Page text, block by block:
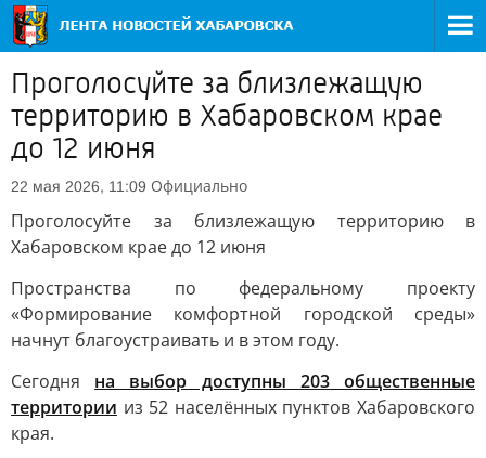
Проголосуйте за близлежащую
территорию в Хабаровском крае
до 12 июня
22 мая 2026, 11:09 Официально
Проголосуйте за близлежащую территорию в
Хабаровском крае до 12 июня
Пространства по федеральному проекту
«Формирование комфортной городской среды»
начнут благоустраивать и в этом году.
Сегодня на выбор доступны 203 общественные
территории из 52 населённых пунктов Хабаровского
края.